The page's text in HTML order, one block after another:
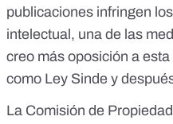
publicaciones infringen
intelectual, una de las
creo más oposición a
como Ley Sinde y
La Comisión de